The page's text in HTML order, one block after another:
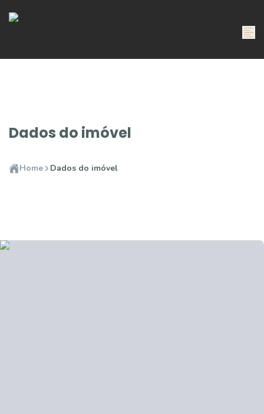
Dados do imóvel
Home Dados do imóvel